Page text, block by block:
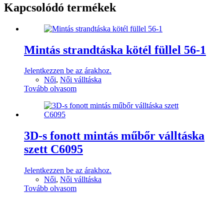
Kapcsolódó termékek
Mintás strandtáska kötél füllel 56-1
Jelentkezzen be az árakhoz.
Női, Női válltáska
Tovább olvasom
3D-s fonott mintás műbőr válltáska
szett C6095
Jelentkezzen be az árakhoz.
Női, Női válltáska
Tovább olvasom